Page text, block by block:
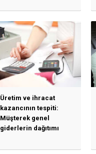
Üretim ve ihracat
kazancının tespiti:
Müşterek genel
giderlerin dağıtımı